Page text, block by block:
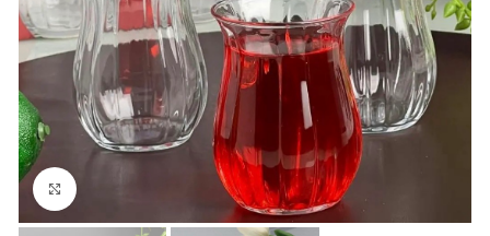
klicken um zu vergrößern